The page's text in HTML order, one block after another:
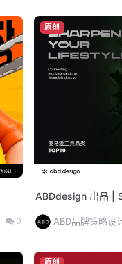
0
原创
ABDdesign 出品 |
ABD品牌策略设